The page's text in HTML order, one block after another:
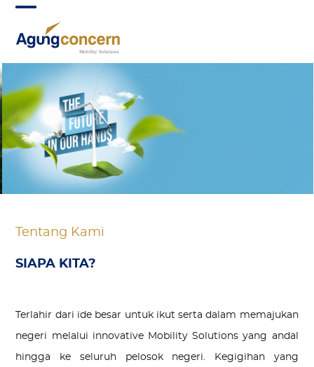
Skip
Open
mobile
menu
Close
mobile
menu
Tentang Kami
SIAPA KITA?
Terlahir dari ide besar untuk ikut serta dalam memajukan
negeri melalui innovative Mobility Solutions yang andal
hingga ke seluruh pelosok negeri. Kegigihan yang